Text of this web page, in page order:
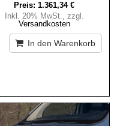
Preis: 1.361,34 €
Inkl. 20% MwSt., zzgl.
Versandkosten
In den Warenkorb